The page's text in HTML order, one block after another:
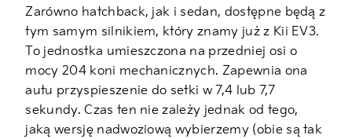
Zarówno hatchback, jak i sedan, dostępne będą z
tym samym silnikiem, który znamy już z Kii EV3.
To jednostka umieszczona na przedniej osi o
mocy 204 koni mechanicznych. Zapewnia ona
autu przyspieszenie do setki w 7,4 lub 7,7
sekundy. Czas ten nie zależy jednak od tego,
jaką wersję nadwoziową wybierzemy (obie są tak